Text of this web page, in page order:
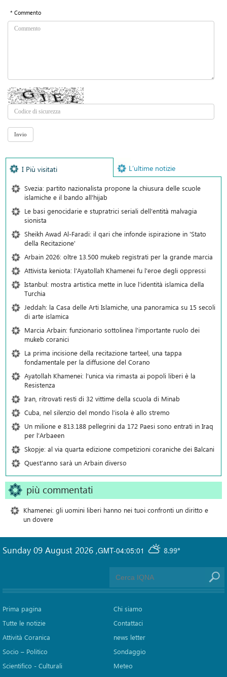
* Commento
I Più visitati L’ultime notizie
Svezia: partito nazionalista propone la chiusura delle scuole
islamiche e il bando all'hijab
Le basi genocidarie e stupratrici seriali dell’entità malvagia
sionista
Sheikh Awad Al-Faradi: il qari che infonde ispirazione in 'Stato
della Recitazione'
Arbain 2026: oltre 13.500 mukeb registrati per la grande marcia
Attivista keniota: l'Ayatollah Khamenei fu l'eroe degli oppressi
Istanbul: mostra artistica mette in luce l'identità islamica della
Turchia
Jeddah: la Casa delle Arti Islamiche, una panoramica su 15 secoli
di arte islamica
Marcia Arbain: funzionario sottolinea l'importante ruolo dei
mukeb coranici
La prima incisione della recitazione tarteel, una tappa
fondamentale per la diffusione del Corano
Ayatollah Khamenei: l’unica via rimasta ai popoli liberi è la
Resistenza
Iran, ritrovati resti di 32 vittime della scuola di Minab
Cuba, nel silenzio del mondo l’isola è allo stremo
Un milione e 813.188 pellegrini da 172 Paesi sono entrati in Iraq
per l’Arbaeen
Skopje: al via quarta edizione competizioni coraniche dei Balcani
Quest’anno sarà un Arbain diverso
più commentati
Khamenei: gli uomini liberi hanno nei tuoi confronti un diritto e
un dovere
GMT-04:05:01 8.99°
Sunday 09 August 2026 ,
Prima pagina
Tutte le notizie
Attività Coranica
Socio – Politico
Scientifico - Culturali
Chi siamo
Contattaci
news letter
Sondaggio
Meteo